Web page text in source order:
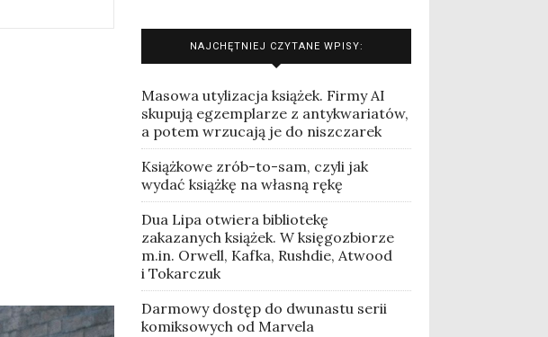
NAJCHĘTNIEJ CZYTANE WPISY:
Masowa utylizacja książek. Firmy AI
skupują egzemplarze z antykwariatów,
a potem wrzucają je do niszczarek
Książkowe zrób-to-sam, czyli jak
wydać książkę na własną rękę
Dua Lipa otwiera bibliotekę
zakazanych książek. W księgozbiorze
m.in. Orwell, Kafka, Rushdie, Atwood
i Tokarczuk
Darmowy dostęp do dwunastu serii
komiksowych od Marvela